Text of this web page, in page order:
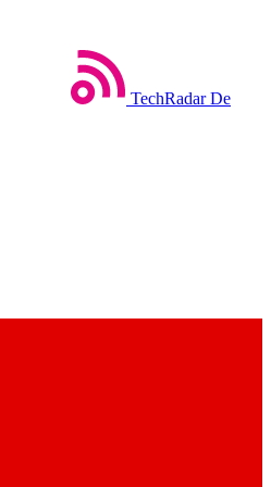
TechRadar De